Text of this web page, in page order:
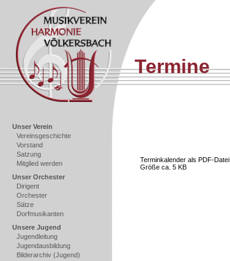
Unser Verein
Vereinsgeschichte
Vorstand
Satzung
Mitglied werden
Unser Orchester
Dirigent
Orchester
Sätze
Dorfmusikanten
Unsere Jugend
Jugendleitung
Jugendausbildung
Bilderarchiv (Jugend)
Termine
Terminkalender als PDF-Datei
Größe ca. 5 KB